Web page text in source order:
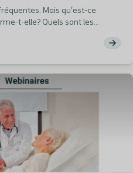
Mais qu'est-ce
t-elle? Quels sont les